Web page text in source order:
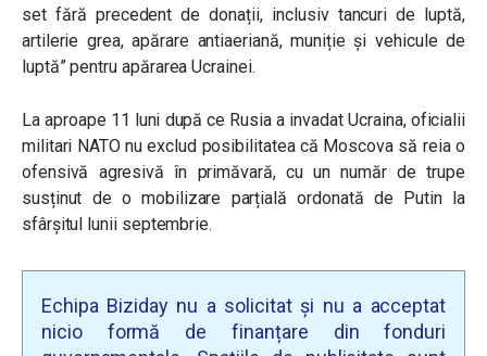
set fără precedent de donații, inclusiv tancuri de luptă,
artilerie grea, apărare antiaeriană, muniție și vehicule de
luptă” pentru apărarea Ucrainei.
La aproape 11 luni după ce Rusia a invadat Ucraina, oficialii
militari NATO nu exclud posibilitatea că Moscova să reia o
ofensivă agresivă în primăvară, cu un număr de trupe
susținut de o mobilizare parțială ordonată de Putin la
sfârșitul lunii septembrie.
Echipa Biziday nu a solicitat și nu a acceptat
nicio formă de finanțare din fonduri